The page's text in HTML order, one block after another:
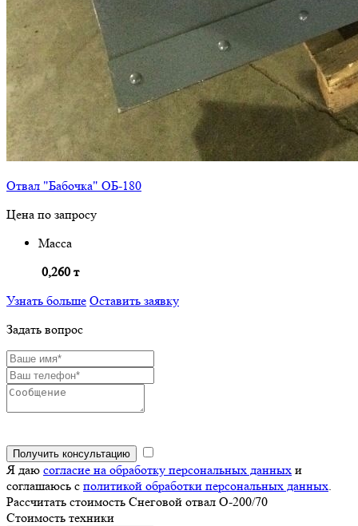
Отвал "Бабочка" ОБ-180
Цена по запросу
Масса
0,260 т
Узнать больше Оставить заявку
Задать вопрос
Получить консультацию
Я даю согласие на обработку персональных данных и
соглашаюсь с политикой обработки персональных данных.
Рассчитать стоимость Снеговой отвал О-200/70
Стоимость техники